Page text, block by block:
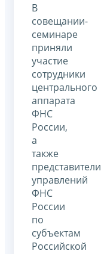
В
совещании-
семинаре
приняли
участие
сотрудники
центрального
аппарата
ФНС
России,
а
также
представители
управлений
ФНС
России
по
субъектам
Российской